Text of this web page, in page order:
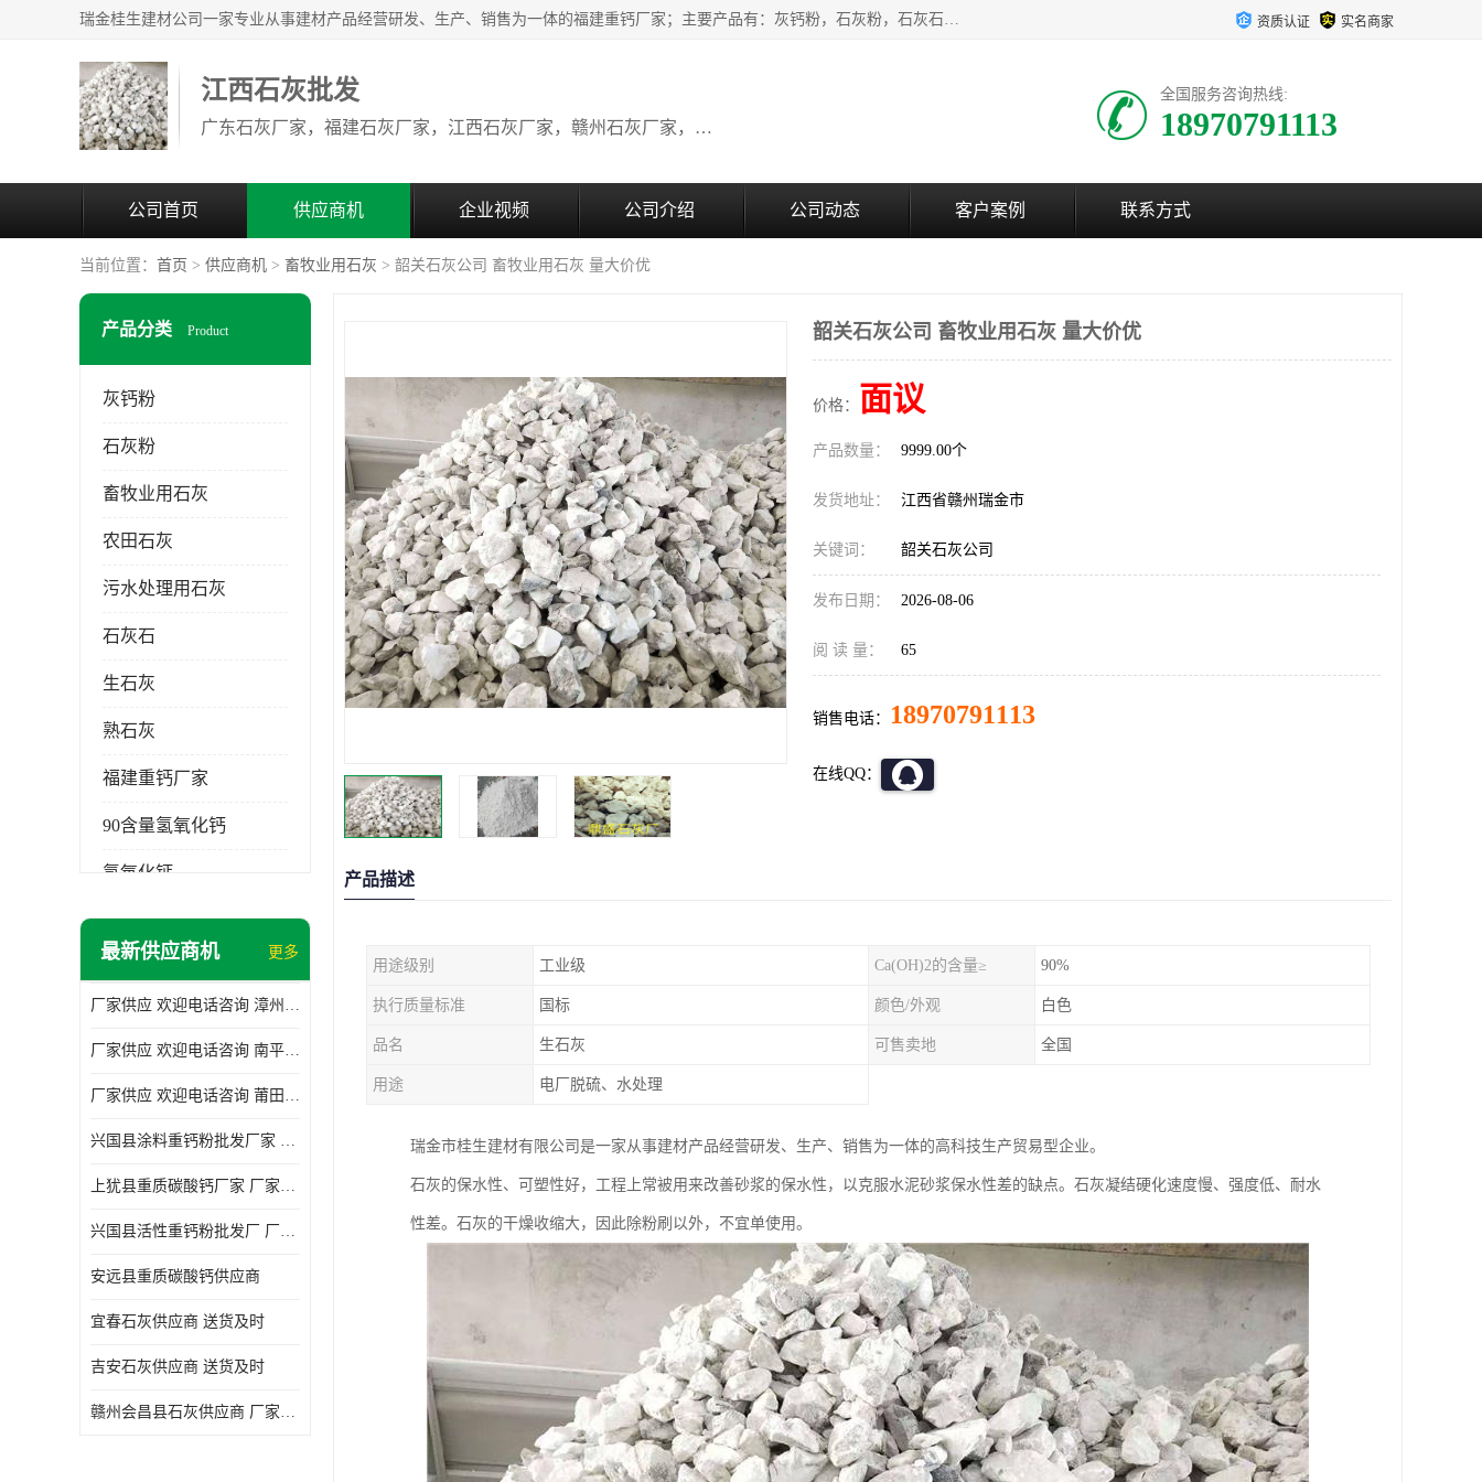
瑞金桂生建材公司一家专业从事建材产品经营研发、生产、销售为一体的福建重钙厂家；主要产品有：灰钙粉，石灰粉，石灰石，生石灰，熟石灰，氧化钙，重钙粉，氢氧化钙，农田石灰，畜牧业用石灰等。欢迎新老客户来电咨询！ 资质认证 实名商家
江西石灰批发
广东石灰厂家，福建石灰厂家，江西石灰厂家，赣州石灰厂家，东莞石灰厂家
全国服务咨询热线:
18970791113
公司首页 供应商机 企业视频 公司介绍 公司动态 客户案例 联系方式
当前位置： 首页 > 供应商机 > 畜牧业用石灰 > 韶关石灰公司 畜牧业用石灰 量大价优
产品分类 Product
灰钙粉
石灰粉
畜牧业用石灰
农田石灰
污水处理用石灰
石灰石
生石灰
熟石灰
福建重钙厂家
90含量氢氧化钙
氢氧化钙
氧化钙
最新供应商机 更多
厂家供应 欢迎电话咨询 漳州活性重钙粉
厂家供应 欢迎电话咨询 南平活性重钙粉批发厂
厂家供应 欢迎电话咨询 莆田高白度重钙粉厂家
兴国县涂料重钙粉批发厂家 厂家供应 欢迎电话咨询
上犹县重质碳酸钙厂家 厂家供应 欢迎电话咨询
兴国县活性重钙粉批发厂 厂家供应 欢迎电话咨询
安远县重质碳酸钙供应商
宜春石灰供应商 送货及时
吉安石灰供应商 送货及时
赣州会昌县石灰供应商 厂家供应
韶关石灰公司 畜牧业用石灰 量大价优
价格： 面议
产品数量： 9999.00个
发货地址： 江西省赣州瑞金市
关键词： 韶关石灰公司
发布日期： 2026-08-06
阅 读 量： 65
销售电话： 18970791113
在线QQ：
产品描述
用途级别 工业级 Ca(OH)2的含量≥ 90%
执行质量标准 国标 颜色/外观 白色
品名 生石灰 可售卖地 全国
用途 电厂脱硫、水处理
瑞金市桂生建材有限公司是一家从事建材产品经营研发、生产、销售为一体的高科技生产贸易型企业。
石灰的保水性、可塑性好，工程上常被用来改善砂浆的保水性，以克服水泥砂浆保水性差的缺点。石灰凝结硬化速度慢、强度低、耐水
性差。石灰的干燥收缩大，因此除粉刷以外，不宜单使用。